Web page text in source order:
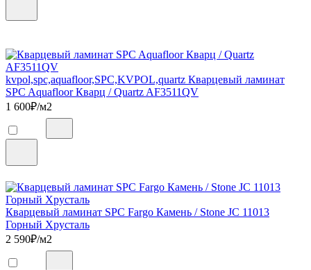
kvpol,spc,aquafloor,SPC,KVPOL,quartz Кварцевый ламинат
SPC Aquafloor Кварц / Quartz AF3511QV
1 600₽/м2
Кварцевый ламинат SPC Fargo Камень / Stone JC 11013
Горный Хрусталь
2 590₽/м2